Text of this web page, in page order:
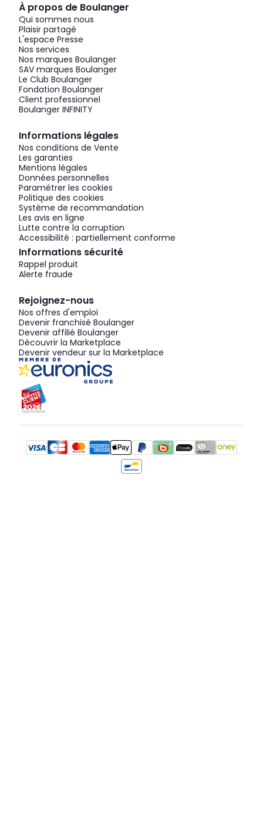
À propos de Boulanger
Qui sommes nous
Plaisir partagé
L'espace Presse
Nos services
Nos marques Boulanger
SAV marques Boulanger
Le Club Boulanger
Fondation Boulanger
Client professionnel
Boulanger INFINITY
Informations légales
Nos conditions de Vente
Les garanties
Mentions légales
Données personnelles
Paramétrer les cookies
Politique des cookies
Système de recommandation
Les avis en ligne
Lutte contre la corruption
Accessibilité : partiellement conforme
Informations sécurité
Rappel produit
Alerte fraude
Rejoignez-nous
Nos offres d'emploi
Devenir franchisé Boulanger
Devenir affilié Boulanger
Découvrir la Marketplace
Devenir vendeur sur la Marketplace